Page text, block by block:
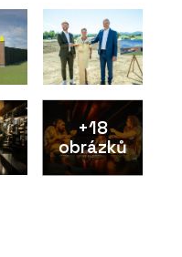
+18
obrázků